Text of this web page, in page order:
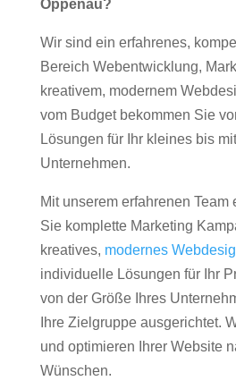
Oppenau?
Wir sind ein erfahrenes,
Bereich Webentwicklung,
kreativem, modernem
vom Budget bekommen Sie
Lösungen für Ihr kleines bis
Unternehmen.
Mit unserem erfahrenen Team
Sie komplette Marketing
kreatives, modernes
individuelle Lösungen für Ihr
von der Größe Ihres
Ihre Zielgruppe ausgerichtet.
und optimieren Ihrer Website
Wünschen.